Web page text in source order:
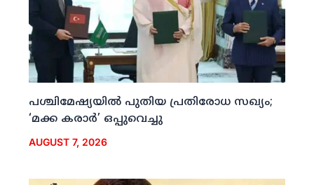
പശ്ചിമേഷ്യയില്‍ പുതിയ പ്രതിരോധ സഖ്യം;
‘മക്ക കരാര്‍’ ഒപ്പുവെച്ചു
AUGUST 7, 2026